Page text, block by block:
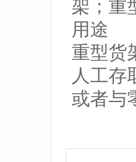
架；重
用途
重型货
人工存
或者与